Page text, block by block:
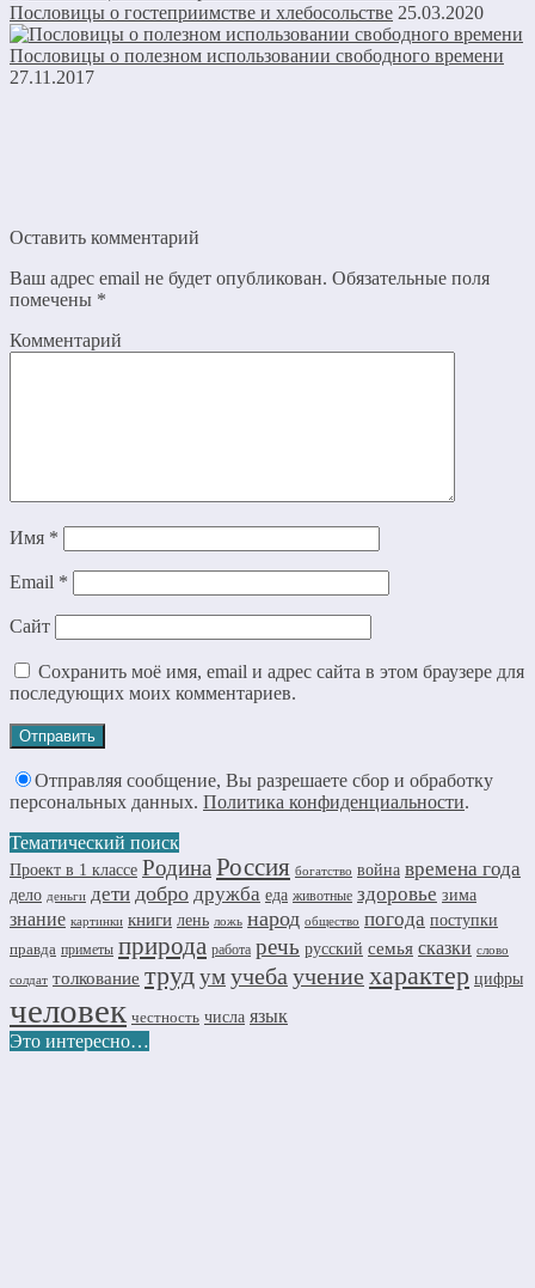
Пословицы о гостеприимстве и хлебосольстве 25.03.2020
Пословицы о полезном использовании свободного времени
27.11.2017
Оставить комментарий
Ваш адрес email не будет опубликован. Обязательные поля
помечены *
Комментарий
Имя *
Email *
Сайт
Сохранить моё имя, email и адрес сайта в этом браузере для
последующих моих комментариев.
Отправляя сообщение, Вы разрешаете сбор и обработку
персональных данных. Политика конфиденциальности.
Тематический поиск
Проект в 1 классе Родина Россия богатство война времена года
дело деньги дети добро дружба еда животные здоровье зима
знание картинки книги лень ложь народ общество погода поступки
правда приметы природа работа речь русский семья сказки слово
солдат толкование трудумучеба учениехарактер цифры
человек честность числа язык
Это интересно…